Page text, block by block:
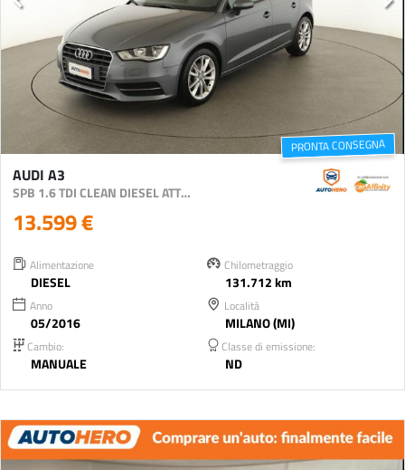
PRONTA CONSEGNA
AUDI A3
SPB 1.6 TDI CLEAN DIESEL ATTRACTION
13.599 €
Alimentazione
DIESEL
Chilometraggio
131.712 km
Anno
05/2016
Località
MILANO (MI)
Cambio:
MANUALE
Classe di emissione:
ND